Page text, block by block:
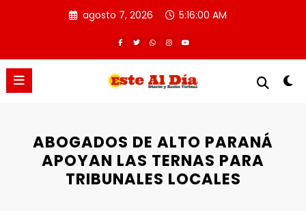
agosto 7, 2026 5:16:01 AM
ABOGADOS DE ALTO PARANÁ
APOYAN LAS TERNAS PARA
TRIBUNALES LOCALES